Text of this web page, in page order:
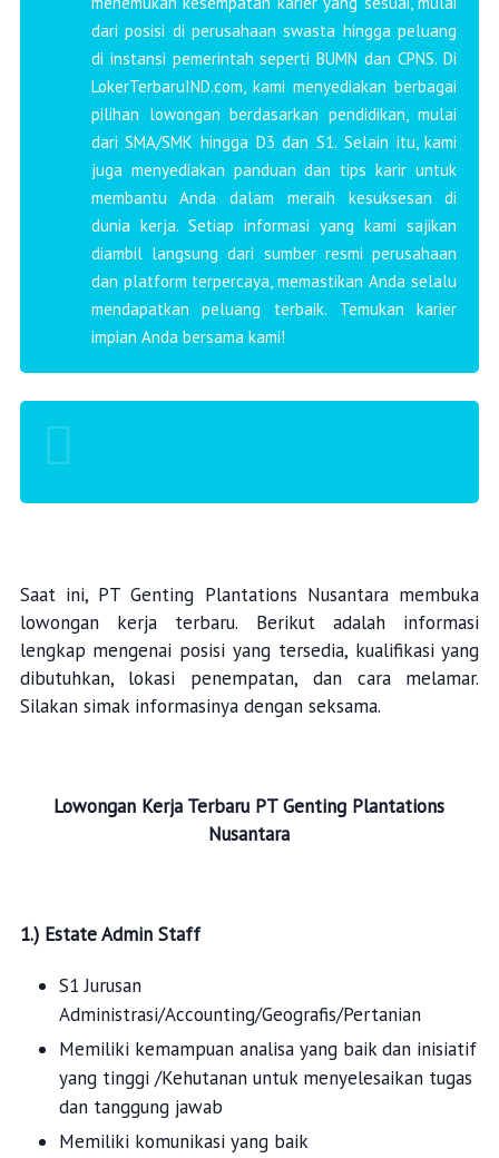
dari posisi di perusahaan swasta hingga peluang
di instansi pemerintah seperti BUMN dan CPNS. Di
LokerTerbaruIND.com, kami menyediakan berbagai
pilihan lowongan berdasarkan pendidikan, mulai
dari SMA/SMK hingga D3 dan S1. Selain itu, kami
juga menyediakan panduan dan tips karir untuk
membantu Anda dalam meraih kesuksesan di
dunia kerja. Setiap informasi yang kami sajikan
diambil langsung dari sumber resmi perusahaan
dan platform terpercaya, memastikan Anda selalu
mendapatkan peluang terbaik. Temukan karier
impian Anda bersama kami!
Saat ini, PT Genting Plantations Nusantara membuka
lowongan kerja terbaru. Berikut adalah informasi
lengkap mengenai posisi yang tersedia, kualifikasi yang
dibutuhkan, lokasi penempatan, dan cara melamar.
Silakan simak informasinya dengan seksama.
Lowongan Kerja Terbaru PT Genting Plantations
Nusantara
1.) Estate Admin Staff
S1 Jurusan
Administrasi/Accounting/Geografis/Pertanian
Memiliki kemampuan analisa yang baik dan inisiatif
yang tinggi /Kehutanan untuk menyelesaikan tugas
dan tanggung jawab
Memiliki komunikasi yang baik